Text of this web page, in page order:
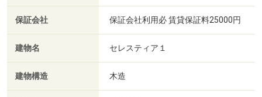
保証会社 保証会社利用必 賃貸保証料25000円
建物名 セレスティア１
建物構造 木造